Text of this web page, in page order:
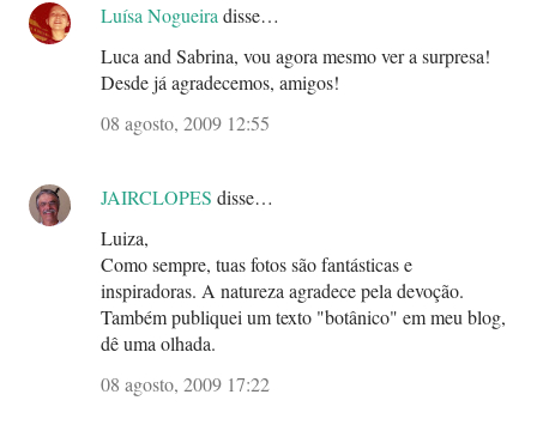
Luísa Nogueira disse…
Luca and Sabrina, vou agora mesmo ver a surpresa!
Desde já agradecemos, amigos!
08 agosto, 2009 12:55
JAIRCLOPES disse…
Luiza,
Como sempre, tuas fotos são fantásticas e
inspiradoras. A natureza agradece pela devoção.
Também publiquei um texto "botânico" em meu blog,
dê uma olhada.
08 agosto, 2009 17:22